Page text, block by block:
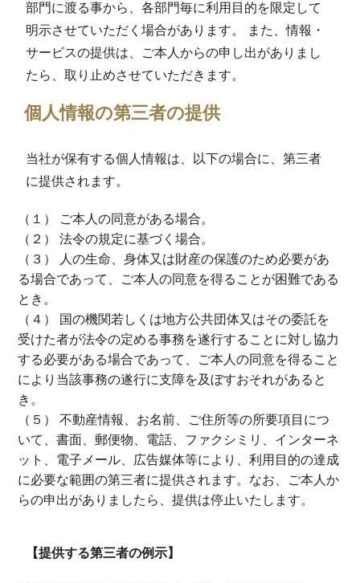
部門に渡る事から、各部門毎に利用目的を限定して
明示させていただく場合があります。 また、情報・
サービスの提供は、ご本人からの申し出がありまし
たら、取り止めさせていただきます。
個人情報の第三者の提供
当社が保有する個人情報は、以下の場合に、第三者
に提供されます。
（１） ご本人の同意がある場合。
（２） 法令の規定に基づく場合。
（３） 人の生命、身体又は財産の保護のため必要があ
る場合であって、ご本人の同意を得ることが困難である
とき。
（４） 国の機関若しくは地方公共団体又はその委託を
受けた者が法令の定める事務を遂行することに対し協力
する必要がある場合であって、ご本人の同意を得ること
により当該事務の遂行に支障を及ぼすおそれがあると
き。
（５） 不動産情報、お名前、ご住所等の所要項目につ
いて、書面、郵便物、電話、ファクシミリ、インターネ
ット、電子メール、広告媒体等により、利用目的の達成
に必要な範囲の第三者に提供されます。なお、ご本人か
らの申出がありましたら、提供は停止いたします。
【提供する第三者の例示】